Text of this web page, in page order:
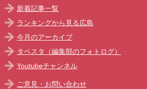
新着記事一覧
ランキングから見る広島
今月のアーカイブ
タベスタ（編集部のフォトログ）
Youtubeチャンネル
ご意見・お問い合わせ